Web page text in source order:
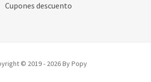
Cupones descuento
© 2019 - 2026 By Popy